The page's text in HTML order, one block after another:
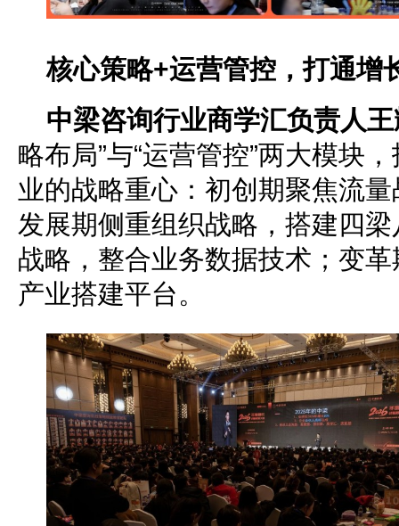
核心策略+运营管控，打通增
中梁咨询行业商学汇负责人
略布局”与“运营管控”两大模块
业的战略重心：初创期聚焦流
发展期侧重组织战略，搭建四
战略，整合业务数据技术；变
产业搭建平台。